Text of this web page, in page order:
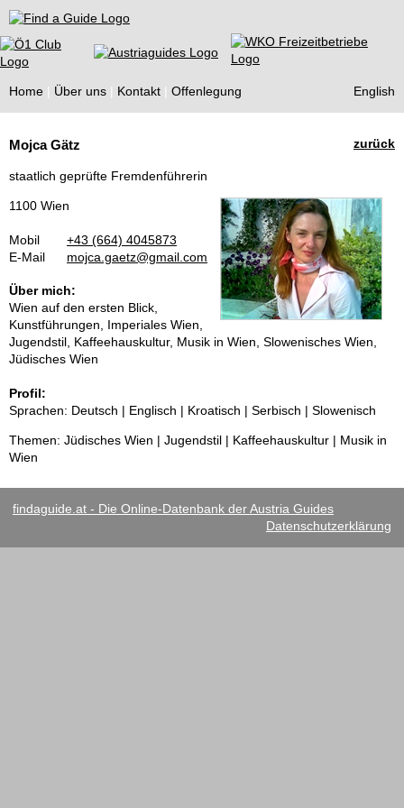
Find a Guide
Home Über uns Kontakt Offenlegung English
Guides
zurück
Mojca Gätz
staatlich geprüfte Fremdenführerin
1100 Wien
Mobil
+43 (664) 4045873
E-Mail
mojca.gaetz@gmail.com
Über mich:
Wien auf den ersten Blick,
Kunstführungen, Imperiales Wien,
Jugendstil, Kaffeehauskultur, Musik in Wien, Slowenisches Wien,
Jüdisches Wien
Profil:
Sprachen: Deutsch | Englisch | Kroatisch | Serbisch | Slowenisch
Themen: Jüdisches Wien | Jugendstil | Kaffeehauskultur | Musik in
Wien
findaguide.at - Die Online-Datenbank der Austria Guides
Datenschutzerklärung